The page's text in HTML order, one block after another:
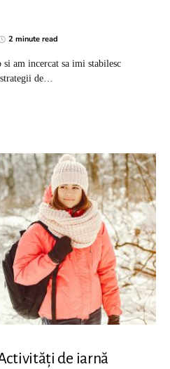
2 minute read
am incercat sa imi stabilesc
de…
de iarnă